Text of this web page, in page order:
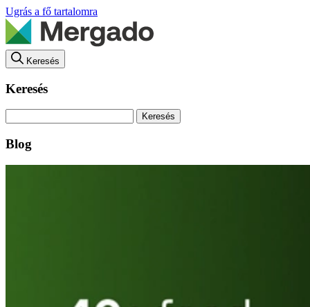
Ugrás a fő tartalomra
Keresés
Keresés
Blog